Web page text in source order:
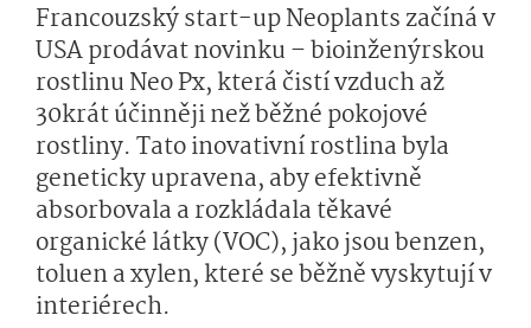
Francouzský start-up Neoplants začíná v
USA prodávat novinku – bioinženýrskou
rostlinu Neo Px, která čistí vzduch až
30krát účinněji než běžné pokojové
rostliny. Tato inovativní rostlina byla
geneticky upravena, aby efektivně
absorbovala a rozkládala těkavé
organické látky (VOC), jako jsou benzen,
toluen a xylen, které se běžně vyskytují v
interiérech.